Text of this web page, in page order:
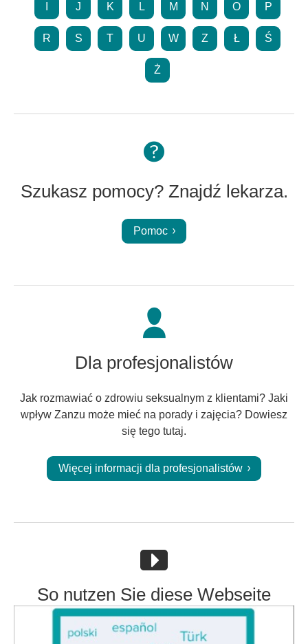
J K L M N O P
R S T U W Z Ł Ś
Ż
Szukasz pomocy? Znajdź lekarza.
Pomoc
Dla profesjonalistów
Jak rozmawiać o zdrowiu seksualnym z klientami? Jaki
wpływ Zanzu może mieć na porady i zajęcia? Dowiesz
się tego tutaj.
Więcej informacji dla profesjonalistów
So nutzen Sie diese Webseite